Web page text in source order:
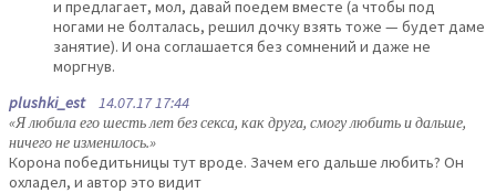
и предлагает, мол, давай поедем вместе (а чтобы под
ногами не болталась, решил дочку взять тоже — будет даме
занятие). И она соглашается без сомнений и даже не
моргнув.
plushki_est14.07.17 17:44
«Я любила его шесть лет без секса, как друга, смогу любить и дальше,
ничего не изменилось.»
Корона победитьницы тут вроде. Зачем его дальше любить? Он
охладел, и автор это видит